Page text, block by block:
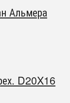
Альмера
D20X16